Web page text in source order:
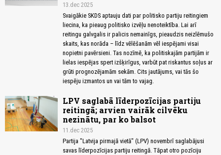
13.dec 2025
Svaigākie SKDS aptauju dati par politisko partiju reitingiem
liecina, ka pieaug politisko izvēļu nenoteiktība. Lai arī
reitingu galvgalis ir palicis nemainīgs, pieaudzis neizlēmušo
skaits, kas norāda – līdz vēlēšanām vēl iespējami visai
nopietni pavērsieni. Tas nozīmē, ka politiskajām partijām ir
lielas iespējas spert izšķirīgus, varbūt pat riskantus soļus ar
grūti prognozējamām sekām. Cits jautājums, vai tās šo
iespēju izmantos un vai tām to vajag.
LPV saglabā līderpozīcijas partiju
reitingā; arvien vairāk cilvēku
nezinātu, par ko balsot
11.dec 2025
Partija "Latvija pirmajā vietā" (LPV) novembrī saglabājusi
savas līderpozīcijas partiju reitingā. Tāpat otro pozīciju